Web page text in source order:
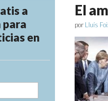
El
por Lluís
a
para
en